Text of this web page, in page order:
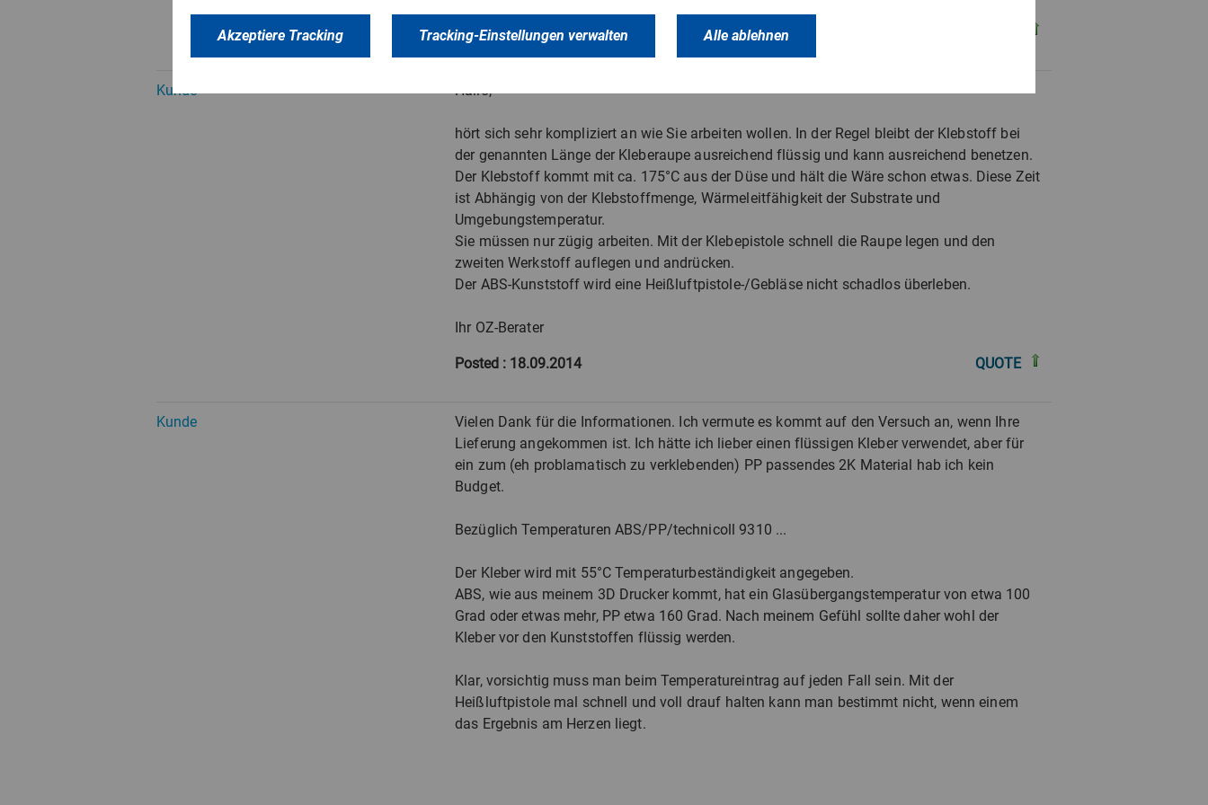
Posted: 18.09.2014
Kunde Hallo,
hört sich sehr kompliziert an wie Sie arbeiten wollen. In der Regel bleibt der Klebstoff bei
der genannten Länge der Kleberaupe ausreichend flüssig und kann ausreichend benetzen.
Der Klebstoff kommt mit ca. 175°C aus der Düse und hält die Wäre schon etwas. Diese Zeit
ist Abhängig von der Klebstoffmenge, Wärmeleitfähigkeit der Substrate und
Umgebungstemperatur.
Sie müssen nur zügig arbeiten. Mit der Klebepistole schnell die Raupe legen und den
zweiten Werkstoff auflegen und andrücken.
Der ABS-Kunststoff wird eine Heißluftpistole-/Gebläse nicht schadlos überleben.
Ihr OZ-Berater
Posted : 18.09.2014 QUOTE
Kunde
Vielen Dank für die Informationen. Ich vermute es kommt auf den Versuch an, wenn Ihre
Lieferung angekommen ist. Ich hätte ich lieber einen flüssigen Kleber verwendet, aber für
ein zum (eh problamatisch zu verklebenden) PP passendes 2K Material hab ich kein
Budget.
Bezüglich Temperaturen ABS/PP/technicoll 9310 ...
Der Kleber wird mit 55°C Temperaturbeständigkeit angegeben.
ABS, wie aus meinem 3D Drucker kommt, hat ein Glasübergangstemperatur von etwa 100
Grad oder etwas mehr, PP etwa 160 Grad. Nach meinem Gefühl sollte daher wohl der
Kleber vor den Kunststoffen flüssig werden.
Klar, vorsichtig muss man beim Temperatureintrag auf jeden Fall sein. Mit der
Heißluftpistole mal schnell und voll drauf halten kann man bestimmt nicht, wenn einem
das Ergebnis am Herzen liegt.
Akzeptiere Tracking Tracking-Einstellungen verwalten Alle ablehnen